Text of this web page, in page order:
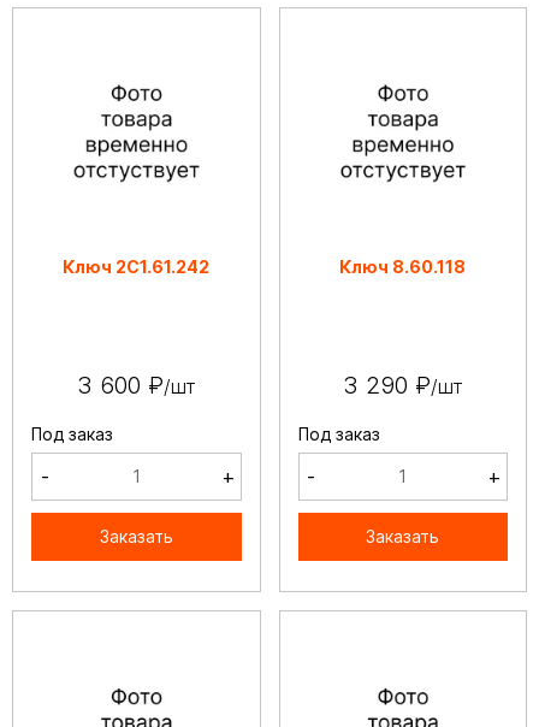
Ключ 2С1.61.242
3 600 ₽/шт
Под заказ
- +
Заказать
Ключ 8.60.118
3 290 ₽/шт
Под заказ
- +
Заказать